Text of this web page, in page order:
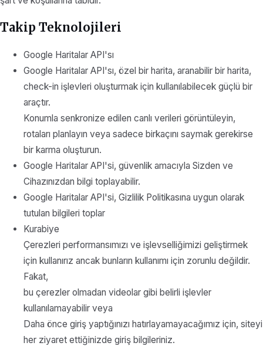
Takip Teknolojileri
Google Haritalar API'sı
Google Haritalar API'sı, özel bir harita, aranabilir bir harita,
check-in işlevleri oluşturmak için kullanılabilecek güçlü bir
araçtır.
Konumla senkronize edilen canlı verileri görüntüleyin,
rotaları planlayın veya sadece birkaçını saymak gerekirse
bir karma oluşturun.
Google Haritalar API'si, güvenlik amacıyla Sizden ve
Cihazınızdan bilgi toplayabilir.
Google Haritalar API'si, Gizlilik Politikasına uygun olarak
tutulan bilgileri toplar
Kurabiye
Çerezleri performansımızı ve işlevselliğimizi geliştirmek
için kullanırız ancak bunların kullanımı için zorunlu değildir.
Fakat,
bu çerezler olmadan videolar gibi belirli işlevler
kullanılamayabilir veya
Daha önce giriş yaptığınızı hatırlayamayacağımız için, siteyi
her ziyaret ettiğinizde giriş bilgileriniz.